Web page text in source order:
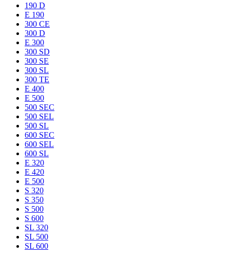
190 D
E 190
300 CE
300 D
E 300
300 SD
300 SE
300 SL
300 TE
E 400
E 500
500 SEC
500 SEL
500 SL
600 SEC
600 SEL
600 SL
E 320
E 420
E 500
S 320
S 350
S 500
S 600
SL 320
SL 500
SL 600